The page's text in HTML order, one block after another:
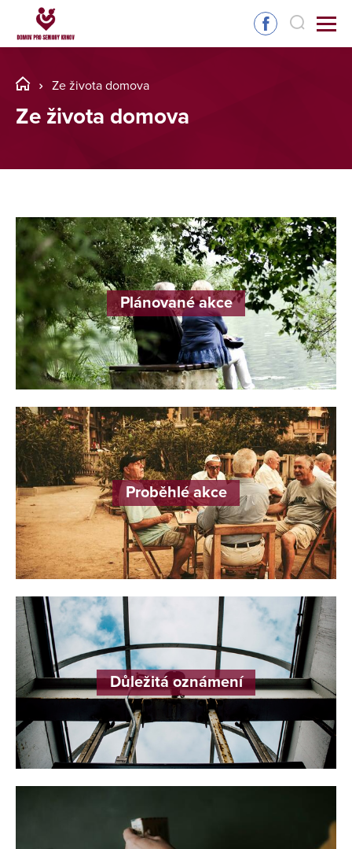
Ze života domova
Ze života domova
Plánované akce
Proběhlé akce
Důležitá oznámení